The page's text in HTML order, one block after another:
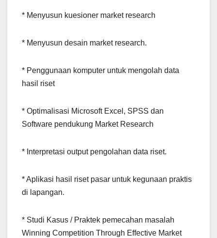
* Menyusun kuesioner market research
* Menyusun desain market research.
* Penggunaan komputer untuk mengolah data
hasil riset
* Optimalisasi Microsoft Excel, SPSS dan
Software pendukung Market Research
* Interpretasi output pengolahan data riset.
* Aplikasi hasil riset pasar untuk kegunaan praktis
di lapangan.
* Studi Kasus / Praktek pemecahan masalah
Winning Competition Through Effective Market